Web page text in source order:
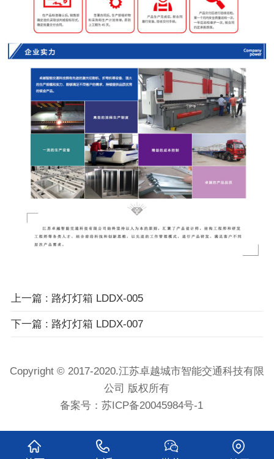
上一篇 : 路灯灯箱 LDDX-005
下一篇 : 路灯灯箱 LDDX-007
Copyright © 2017-2020.江苏卓越城市智能交通科技有限
公司 版权所有
备案号：苏ICP备20045984号-1